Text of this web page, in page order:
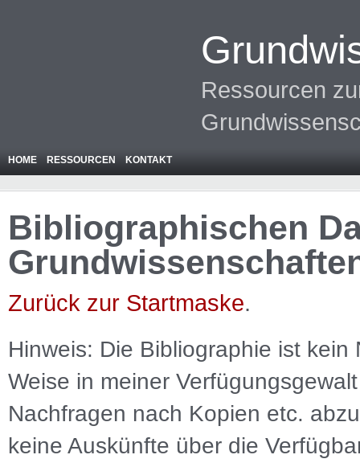
Ressourcen
HOME RESSOURCEN KONTAKT
Bibliographischen
Zurück zur Startmaske.
Hinweis: Die Bibliographie ist kein
Weise in meiner
Nachfragen nach Kopien etc.
keine Auskünfte über die